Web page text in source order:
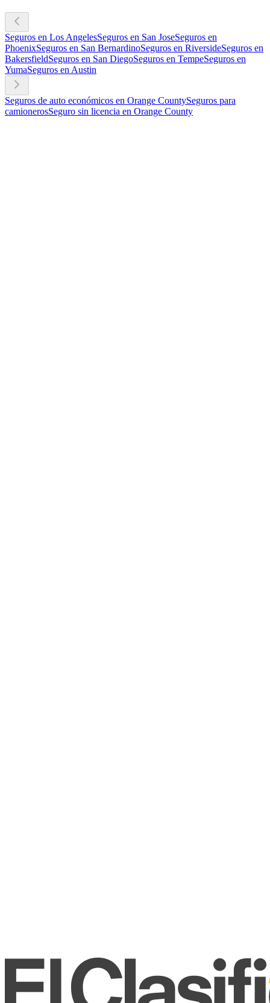
Seguros en Los AngelesSeguros en San JoseSeguros en
PhoenixSeguros en San BernardinoSeguros en RiversideSeguros en
BakersfieldSeguros en San DiegoSeguros en TempeSeguros en
YumaSeguros en Austin
Seguros de auto económicos en Orange CountySeguros para
camionerosSeguro sin licencia en Orange County